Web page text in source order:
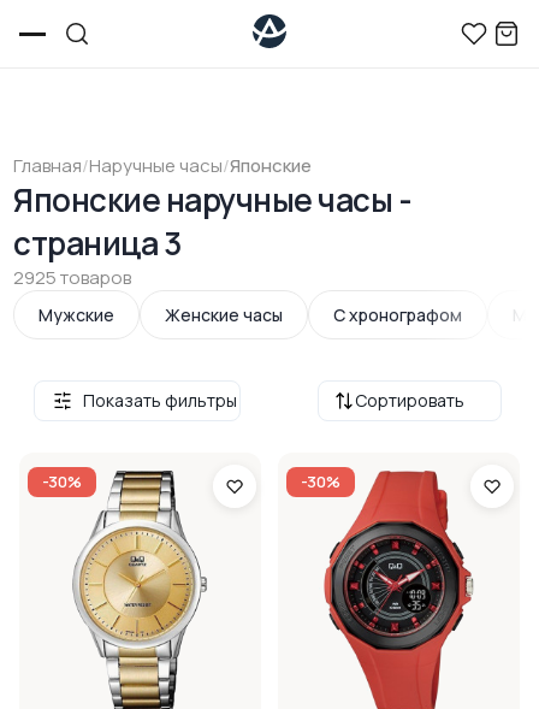
Главная/Наручные часы/Японские
Японские наручные часы -
страница 3
2925 товаров
Мужские Женские часы С хронографом
Сортировать
Показать фильтры
-30% -30%